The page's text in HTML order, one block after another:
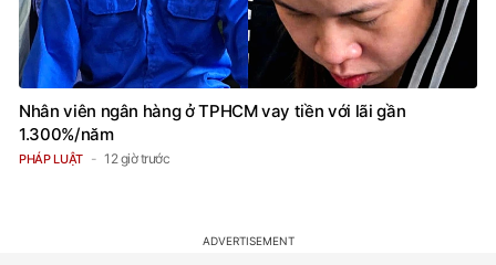
Nhân viên ngân hàng ở TPHCM vay tiền với lãi gần
1.300%/năm
PHÁP LUẬT 12 giờ trước